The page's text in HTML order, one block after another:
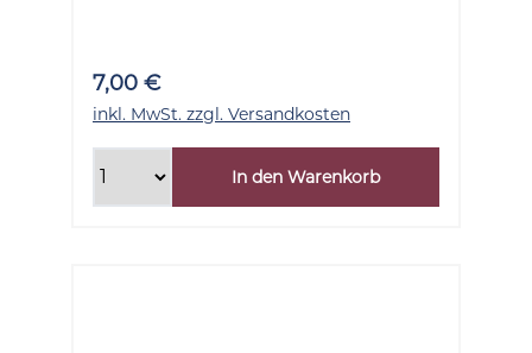
7,00 €
inkl. MwSt. zzgl. Versandkosten
In den Warenkorb